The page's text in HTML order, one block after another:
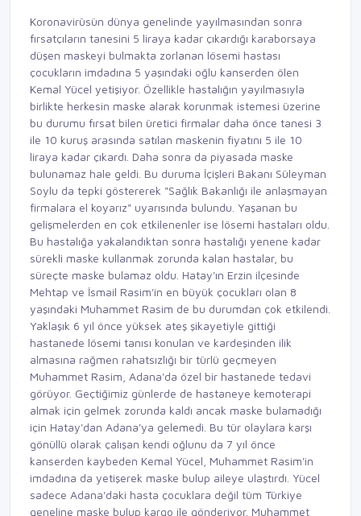
Koronavirüsün dünya genelinde yayılmasından sonra
fırsatçıların tanesini 5 liraya kadar çıkardığı karaborsaya
düşen maskeyi bulmakta zorlanan lösemi hastası
çocukların imdadına 5 yaşındaki oğlu kanserden ölen
Kemal Yücel yetişiyor. Özellikle hastalığın yayılmasıyla
birlikte herkesin maske alarak korunmak istemesi üzerine
bu durumu fırsat bilen üretici firmalar daha önce tanesi 3
ile 10 kuruş arasında satılan maskenin fiyatını 5 ile 10
liraya kadar çıkardı. Daha sonra da piyasada maske
bulunamaz hale geldi. Bu duruma İçişleri Bakanı Süleyman
Soylu da tepki göstererek "Sağlık Bakanlığı ile anlaşmayan
firmalara el koyarız" uyarısında bulundu. Yaşanan bu
gelişmelerden en çok etkilenenler ise lösemi hastaları oldu.
Bu hastalığa yakalandıktan sonra hastalığı yenene kadar
sürekli maske kullanmak zorunda kalan hastalar, bu
süreçte maske bulamaz oldu. Hatay'ın Erzin ilçesinde
Mehtap ve İsmail Rasim'in en büyük çocukları olan 8
yaşındaki Muhammet Rasim de bu durumdan çok etkilendi.
Yaklaşık 6 yıl önce yüksek ateş şikayetiyle gittiği
hastanede lösemi tanısı konulan ve kardeşinden ilik
almasına rağmen rahatsızlığı bir türlü geçmeyen
Muhammet Rasim, Adana'da özel bir hastanede tedavi
görüyor. Geçtiğimiz günlerde de hastaneye kemoterapi
almak için gelmek zorunda kaldı ancak maske bulamadığı
için Hatay'dan Adana'ya gelemedi. Bu tür olaylara karşı
gönüllü olarak çalışan kendi oğlunu da 7 yıl önce
kanserden kaybeden Kemal Yücel, Muhammet Rasim'in
imdadına da yetişerek maske bulup aileye ulaştırdı. Yücel
sadece Adana'daki hasta çocuklara değil tüm Türkiye
geneline maske bulup kargo ile gönderiyor. Muhammet